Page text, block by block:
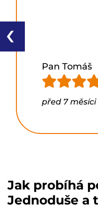
Pan Tomáš
před 7 měsíci
‹
Jak probíhá
Jednoduše a